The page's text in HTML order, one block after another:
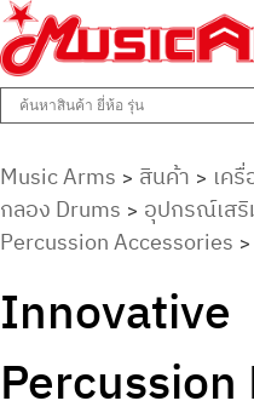
Music Arms
ศูนย์รวมครื่องดนตรีทุกชนิด ตั้ง
Music Arms > สินค้า > เค
กลอง Drums > อุปกรณ์เสริ
Percussion Accessories >
Innovative
Percussion